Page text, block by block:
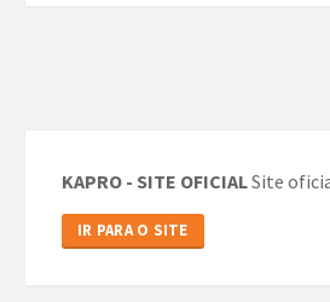
KAPRO - SITE OFICIALSite
IR PARA O SITE